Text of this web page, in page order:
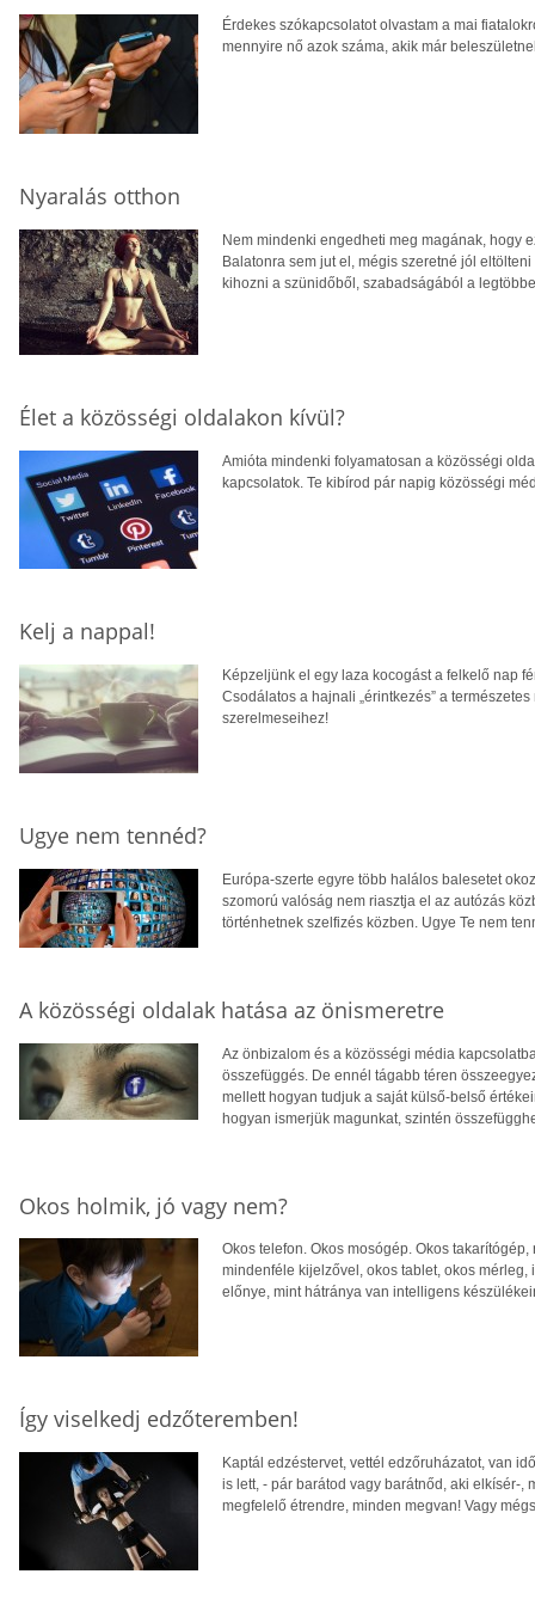
Érdekes szókapcsolatot olvastam a mai
mennyire nő azok száma, akik már
Nyaralás otthon
Nem mindenki engedheti meg magának, hogy
Balatonra sem jut el, mégis szeretné jól
kihozni a szünidőből, szabadságából a
Élet a közösségi oldalakon kívül?
Amióta mindenki folyamatosan a közösségi
kapcsolatok. Te kibírod pár napig közösségi
Kelj a nappal!
Képzeljünk el egy laza kocogást a felkelő nap
Csodálatos a hajnali „érintkezés” a
szerelmeseihez!
Ugye nem tennéd?
Európa-szerte egyre több halálos balesetet
szomorú valóság nem riasztja el az autózás
történhetnek szelfizés közben. Ugye Te nem
A közösségi oldalak hatása az önismeretre
Az önbizalom és a közösségi média
összefüggés. De ennél tágabb téren
mellett hogyan tudjuk a saját külső-belső
hogyan ismerjük magunkat, szintén
Okos holmik, jó vagy nem?
Okos telefon. Okos mosógép. Okos
mindenféle kijelzővel, okos tablet, okos
előnye, mint hátránya van intelligens
Így viselkedj edzőteremben!
Kaptál edzéstervet, vettél edzőruházatot, van
is lett, - pár barátod vagy barátnőd, aki elkísér-,
megfelelő étrendre, minden megvan! Vagy